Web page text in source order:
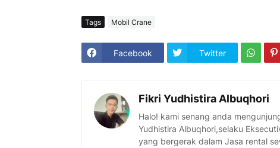
Tags Mobil Crane
Facebook Twitter
Fikri Yudhistira Albuqhori
Halo! kami senang anda
Yudhistira Albuqhori,selaku
yang bergerak dalam Jasa rental